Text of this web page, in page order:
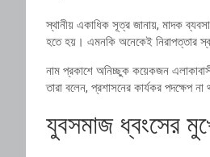
স্থানীয় একাধিক সূত্র জানায়, মাদক
হতে হয়। এমনকি অনেকেই নিরাপত্তার
নাম প্রকাশে অনিচ্ছুক কয়েকজন
তারা বলেন, প্রশাসনের কার্যকর পদক্ষেপ
যুবসমাজ ধ্বংসের